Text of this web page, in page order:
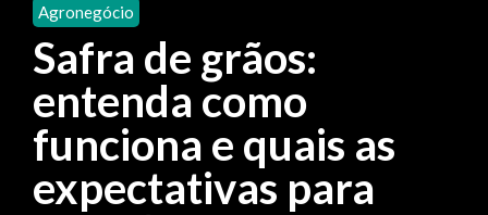
contato
cultura
do
plástico
institucional
materiais
Agronegócio
psicultura
soluções
em
água
Coberturas
barracas
sansuy
Indústria
Agronegócio
Safra de grãos:
entenda como
funciona e quais as
expectativas para